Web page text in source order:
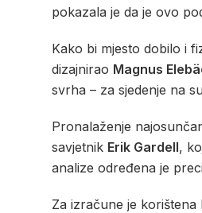
pokazala je da je ovo
Kako bi mjesto dobilo i
dizajnirao Magnus
svrha – za sjedenje na
Pronalaženje
savjetnik Erik Gardell,
analize određena je
Za izračune je